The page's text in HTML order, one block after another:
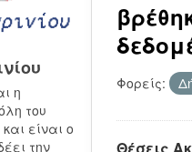
Φορείς:
η
του
είναι ο
την